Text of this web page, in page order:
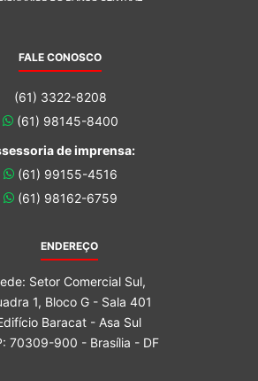
FALE CONOSCO
(61) 3322-8208
(61) 98145-8400
de imprensa:
(61) 99155-4516
(61) 98162-6759
ENDEREÇO
Setor Comercial Sul,
1, Bloco G - Sala 401
Baracat - Asa Sul
70309-900 - Brasília - DF